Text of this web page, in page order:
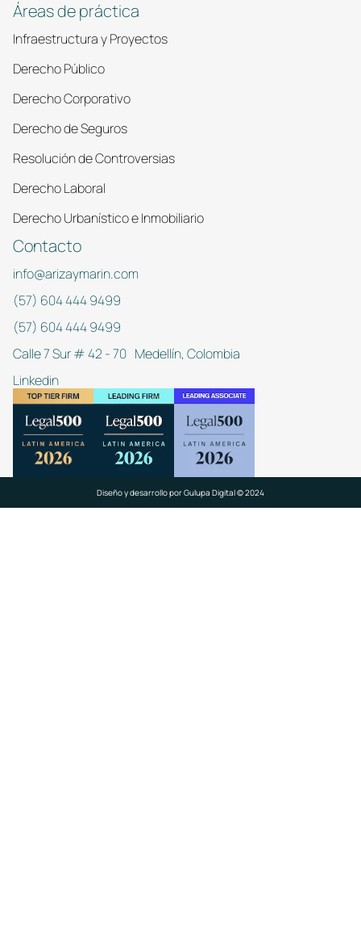
Áreas de práctica
Infraestructura y Proyectos
Derecho Público
Derecho Corporativo
Derecho de Seguros
Resolución de Controversias
Derecho Laboral
Derecho Urbanístico e Inmobiliario
Contacto
info@arizaymarin.com
(57) 604 444 9499
(57) 604 444 9499
Calle 7 Sur # 42 - 70 Medellín, Colombia
Linkedin
Diseño y desarrollo porGulupa Digital © 2024